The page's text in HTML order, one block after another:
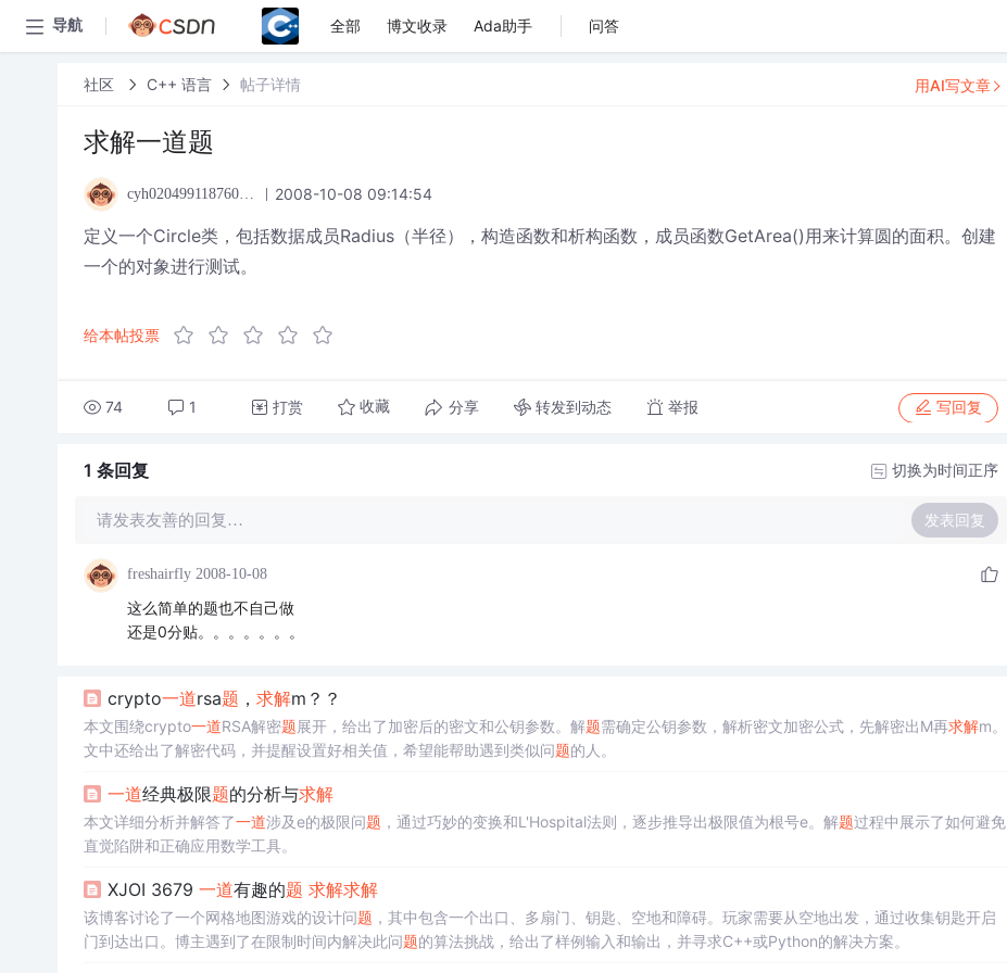
导航 全部 博文收录 Ada助手 问答
社区 C++ 语言 帖子详情
求解一道题
cyh020499118760qqcom 2008-10-08 09:14:54
定义一个Circle类，包括数据成员Radius（半径），构造函数和析构函数，成员函数GetArea()用来计算圆的面积。创建
一个的对象进行测试。
给本帖投票
74 1 打赏 收藏 分享 转发到动态 举报 写回复
用AI写文章
1 条回复 切换为时间正序
请发表友善的回复… 发表回复
freshairfly 2008-10-08
这么简单的题也不自己做
还是0分贴。。。。。。。
crypto一道rsa题 ， 求解m？？
本文围绕crypto一道RSA解密题展开，给出了加密后的密文和公钥参数。解题需确定公钥参数，解析密文加密公式，先解密出M再求解m。
文中还给出了解密代码，并提醒设置好相关值，希望能帮助遇到类似问题的人。
一道经典极限题的分析与求解
本文详细分析并解答了一道涉及e的极限问题 ，通过巧妙的变换和L'Hospital法则，逐步推导出极限值为根号e。解题过程中展示了如何避免
直觉陷阱和正确应用数学工具。
XJOI 3679 一道有趣的题 求解求解
该博客讨论了一个网格地图游戏的设计问题 ，其中包含一个出口、多扇门、钥匙、空地和障碍。玩家需要从空地出发，通过收集钥匙开启
门到达出口。博主遇到了在限制时间内解决此问题的算法挑战，给出了样例输入和输出，并寻求C++或Python的解决方案。